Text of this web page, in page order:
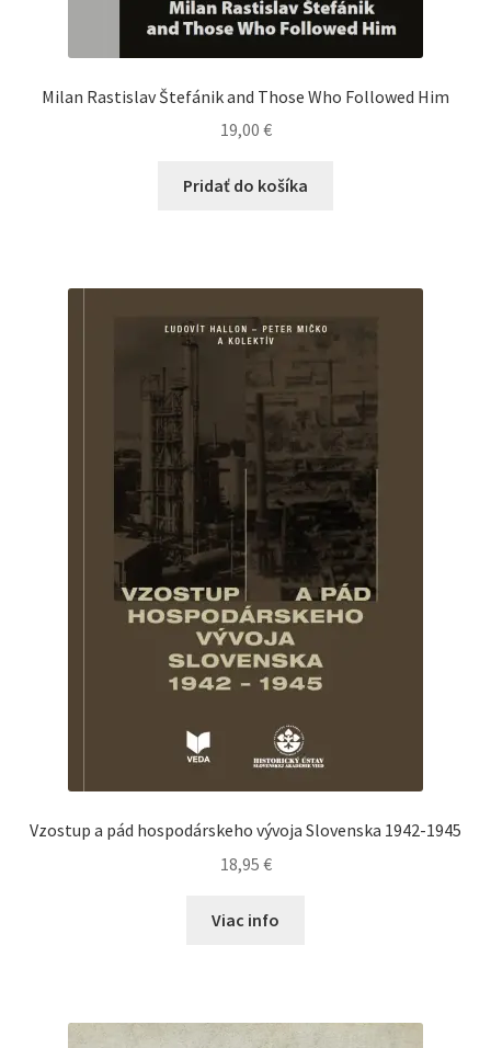
Milan Rastislav Štefánik and Those Who Followed Him
19,00 €
Pridať do košíka
Vzostup a pád hospodárskeho vývoja Slovenska 1942-1945
18,95 €
Viac info